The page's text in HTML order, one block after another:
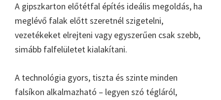
A gipszkarton előtétfal építés ideális megoldás, ha
meglévő falak előtt szeretnél szigetelni,
vezetékeket elrejteni vagy egyszerűen csak szebb,
simább falfelületet kialakítani.
A technológia gyors, tiszta és szinte minden
falsíkon alkalmazható – legyen szó tégláról,